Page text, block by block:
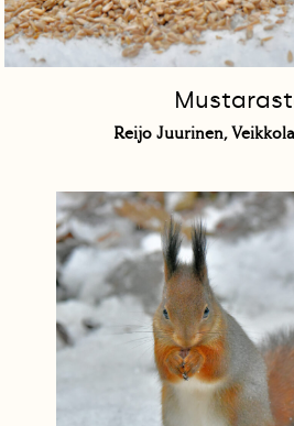
Reijo Juurinen,